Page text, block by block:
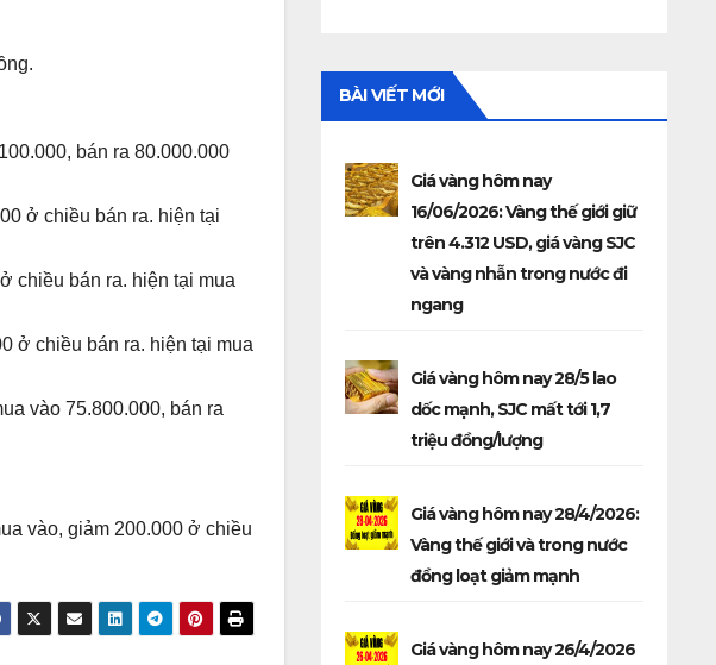
bán ra 80.000.000
ở chiều bán ra. hiện tại
chiều bán ra. hiện tại mua
ở chiều bán ra. hiện tại mua
vào 75.800.000, bán ra
vào, giảm 200.000 ở chiều
BÀI VIẾT MỚI
Giá vàng hôm nay
16/06/2026: Vàng thế giới giữ
trên 4.312 USD, giá vàng SJC
và vàng nhẫn trong nước đi
ngang
Giá vàng hôm nay 28/5 lao
dốc mạnh, SJC mất tới 1,7
triệu đồng/lượng
Giá vàng hôm nay 28/4/2026:
Vàng thế giới và trong nước
đồng loạt giảm mạnh
Giá vàng hôm nay 26/4/2026